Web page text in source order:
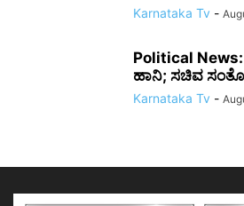
Karnataka Tv -
Political
ಹಾನಿ; ಸಚಿವ
Karnataka Tv -